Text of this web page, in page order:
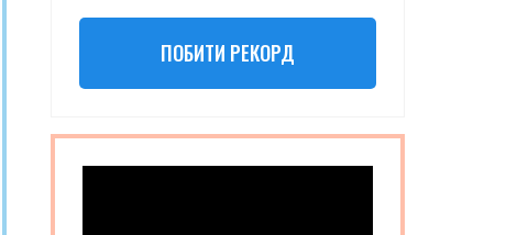
ПОБИТИ РЕКОРД